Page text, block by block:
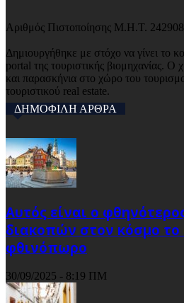
Αριθμός Πιστοποίησης Μ.Η.Τ. 242908
Δημιουργήθηκε με στόχο να γίνει το
portal της τουριστικής βιομηχανίας. Ο
και παρασκήνια στο χώρο του
τουριστικού real estate.
ΔΗΜΟΦΙΛΗ ΑΡΘΡΑ
Αυτός είναι ο
διακοπών στον κόσμο το
φθινόπωρο
30/09/2025 - 8:19 ΠΜ